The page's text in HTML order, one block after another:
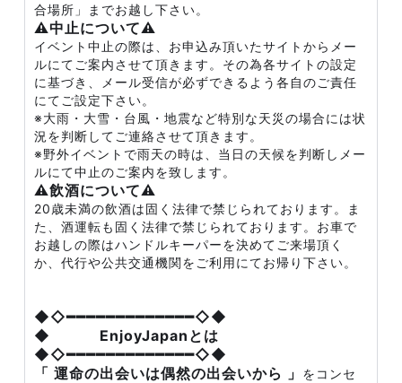
合場所」までお越し下さい。
⚠️中止について⚠️
イベント中止の際は、お申込み頂いたサイトからメー
ルにてご案内させて頂きます。その為各サイトの設定
に基づき、メール受信が必ずできるよう各自のご責任
にてご設定下さい。
※大雨・大雪・台風・地震など特別な天災の場合には状
況を判断してご連絡させて頂きます。
※野外イベントで雨天の時は、当日の天候を判断しメー
ルにて中止のご案内を致します。
⚠️飲酒について⚠️
20歳未満の飲酒は固く法律で禁じられております。ま
た、酒運転も固く法律で禁じられております。お車で
お越しの際はハンドルキーパーを決めてご来場頂く
か、代行や公共交通機関をご利用にてお帰り下さい。
◆◇━━━━━━━━━━━━━◇◆
◆ EnjoyJapanとは
◆◇━━━━━━━━━━━━━◇◆
「 運命の出会いは偶然の出会いから 」 をコンセ